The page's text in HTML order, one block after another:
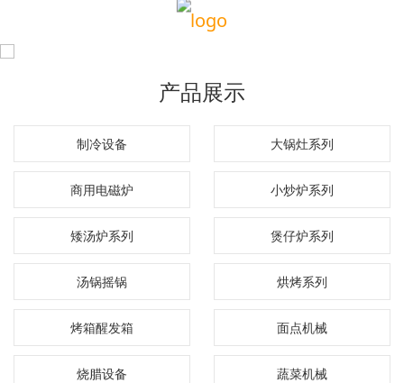
产品展示
制冷设备 大锅灶系列
商用电磁炉 小炒炉系列
矮汤炉系列 煲仔炉系列
汤锅摇锅 烘烤系列
烤箱醒发箱 面点机械
烧腊设备 蔬菜机械